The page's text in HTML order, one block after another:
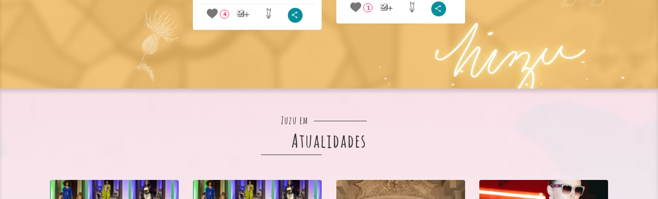
4
1
Zuzu em
Atualidades